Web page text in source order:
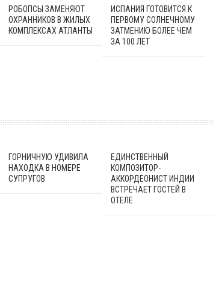
РОБОПСЫ ЗАМЕНЯЮТ
ОХРАННИКОВ В ЖИЛЫХ
КОМПЛЕКСАХ АТЛАНТЫ
ИСПАНИЯ ГОТОВИТСЯ К
ПЕРВОМУ СОЛНЕЧНОМУ
ЗАТМЕНИЮ БОЛЕЕ ЧЕМ
ЗА 100 ЛЕТ
ГОРНИЧНУЮ УДИВИЛА
НАХОДКА В НОМЕРЕ
СУПРУГОВ
ЕДИНСТВЕННЫЙ
КОМПОЗИТОР-
АККОРДЕОНИСТ ИНДИИ
ВСТРЕЧАЕТ ГОСТЕЙ В
ОТЕЛЕ